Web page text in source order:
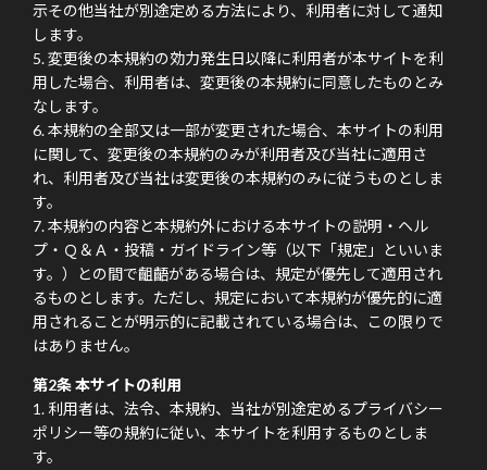
示その他当社が別途定める方法により、利用者に対して通知
します。
変更後の本規約の効力発生日以降に利用者が本サイトを利
用した場合、利用者は、変更後の本規約に同意したものとみ
なします。
本規約の全部又は一部が変更された場合、本サイトの利用
に関して、変更後の本規約のみが利用者及び当社に適用さ
れ、利用者及び当社は変更後の本規約のみに従うものとしま
す。
本規約の内容と本規約外における本サイトの説明・ヘル
プ・Ｑ＆Ａ・投稿・ガイドライン等（以下「規定」といいま
す。）との間で齟齬がある場合は、規定が優先して適用され
るものとします。ただし、規定において本規約が優先的に適
用されることが明示的に記載されている場合は、この限りで
はありません。
第2条 本サイトの利用
利用者は、法令、本規約、当社が別途定めるプライバシー
ポリシー等の規約に従い、本サイトを利用するものとしま
す。